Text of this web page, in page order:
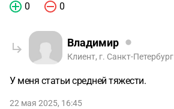
0 0
Владимир
Клиент, г. Санкт-Петербург
У меня статьи средней тяжести.
22 мая 2025, 16:45